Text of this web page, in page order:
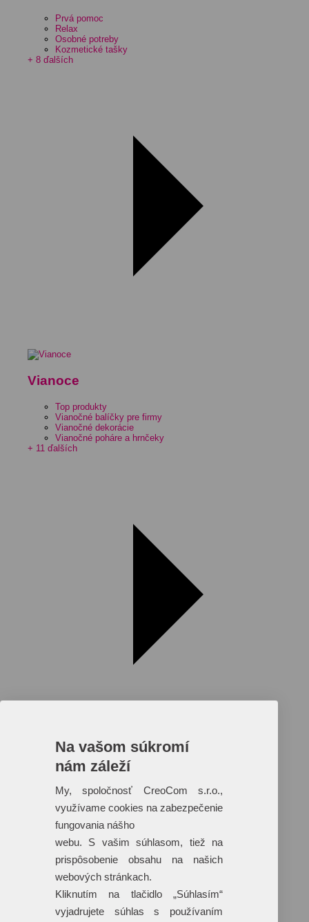
Prvá pomoc
Relax
Osobné potreby
Kozmetické tašky
+ 8 ďalších
Vianoce
Top produkty
Vianočné balíčky pre firmy
Vianočné dekorácie
Vianočné poháre a hrnčeky
+ 11 ďalších
Reklamné predmety s plnofarebnou
potlačou
Dáždniky
Tašky
Hračky
Klobúky
Na vašom súkromí
nám záleží
My, spoločnosť CreoCom s.r.o.,
využívame cookies na zabezpečenie
fungovania nášho
webu. S vašim súhlasom, tiež na
prispôsobenie obsahu na našich
webových stránkach.
Kliknutím na tlačidlo „Súhlasím“
vyjadrujete súhlas s používaním